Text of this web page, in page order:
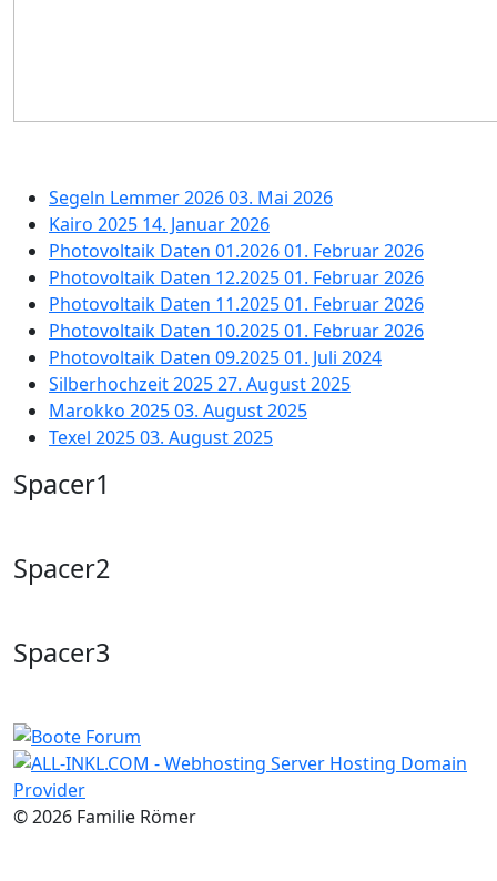
Segeln Lemmer 202603. Mai 2026
Kairo 2025 14. Januar 2026
Photovoltaik Daten 01.202601. Februar 2026
Photovoltaik Daten 12.202501. Februar 2026
Photovoltaik Daten 11.202501. Februar 2026
Photovoltaik Daten 10.202501. Februar 2026
Photovoltaik Daten 09.202501. Juli 2024
Silberhochzeit 202527. August 2025
Marokko 202503. August 2025
Texel 202503. August 2025
Spacer1
Spacer2
Spacer3
© 2026 Familie Römer